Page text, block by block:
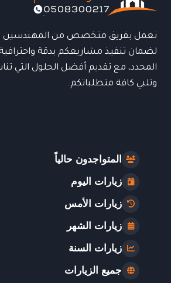
نعمل بفريق متخصص من المهندسين
لضمان تنفيذ مشاريعكم بدقة
المحدد، مع تقديم أفضل الحلول التي
وتلبي كافة متطلباتكم.
المتواجدون حالياً
زيارات اليوم
زيارات الأمس
زيارات الشهر
زيارات السنة
جميع الزيارات